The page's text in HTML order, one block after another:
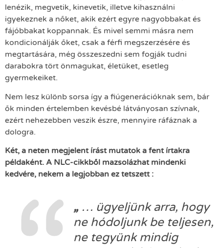
lenézik, megvetik, kinevetik, illetve kihasználni
igyekeznek a nőket, akik ezért egyre nagyobbakat és
fájóbbakat koppannak. És mivel semmi másra nem
kondicionálják őket, csak a férfi megszerzésére és
megtartására, még összeszedni sem fogják tudni
darabokra tört önmagukat, életüket, esetleg
gyermekeiket.
Nem lesz különb sorsa így a fiúgenerációknak sem, bár
ők minden értelemben kevésbé látványosan szívnak,
ezért nehezebben veszik észre, mennyire ráfáznak a
dologra.
Két, a neten megjelent írást mutatok a fent írtakra
példaként. A NLC-cikkből mazsolázhat mindenki
kedvére, nekem a legjobban ez tetszett :
„ … ügyeljünk arra, hogy
ne hódoljunk be teljesen,
ne tegyünk mindig